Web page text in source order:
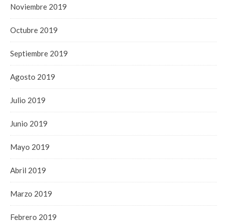
Noviembre 2019
Octubre 2019
Septiembre 2019
Agosto 2019
Julio 2019
Junio 2019
Mayo 2019
Abril 2019
Marzo 2019
Febrero 2019